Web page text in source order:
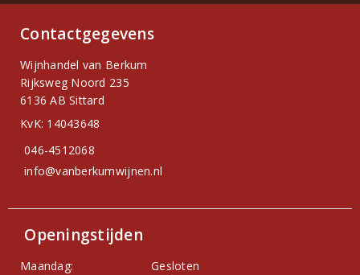
Contactgegevens
Wijnhandel van Berkum
Rijksweg Noord 235
6136 AB Sittard
KvK: 14043648
046-4512068
info@vanberkumwijnen.nl
Openingstijden
Maandag:
Gesloten